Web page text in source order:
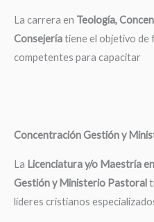
La carrera en Teología,
Consejeríatiene el objetivo
competentes para capacitar
Concentración Gestión y
La Licenciatura y/o Maestría
Gestión y Ministerio Pastoral
líderes cristianos